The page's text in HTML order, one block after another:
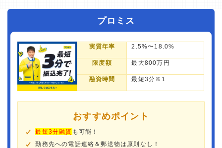
プロミス
実質年率 2.5%〜18.0%
限度額 最大800万円
融資時間 最短3分※1
おすすめポイント
最短3分融資 も可能！
勤務先への電話連絡＆郵送物は原則なし！